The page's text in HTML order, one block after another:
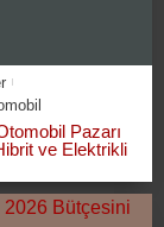
Pazarı
ve Elektrikli